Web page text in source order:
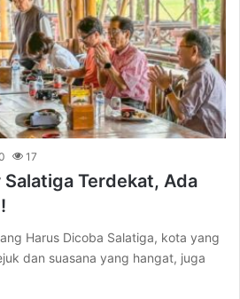
17
Terdekat, Ada
Harus Dicoba Salatiga, kota yang
dan suasana yang hangat, juga